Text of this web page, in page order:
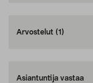
Arvostelut (1)
Asiantuntija vastaa